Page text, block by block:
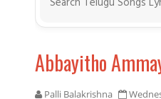
Abbayitho
Palli Balakrishna